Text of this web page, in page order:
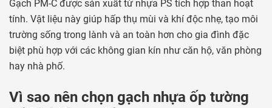
Gạch PM-C được sản xuất từ nhựa PS tích hợp than hoạt
tính. Vật liệu này giúp hấp thụ mùi và khí độc nhẹ, tạo môi
trường sống trong lành và an toàn hơn cho gia đình đặc
biệt phù hợp với các không gian kín như căn hộ, văn phòng
hay nhà phố.
Vì sao nên chọn gạch nhựa ốp tường